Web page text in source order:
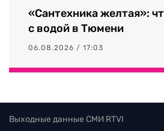
«Сантехника желтая»:
с водой в Тюмени
06.08.2026 / 17:03
Выходные данные СМИ RTVI